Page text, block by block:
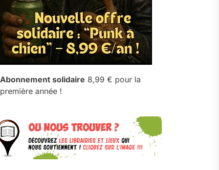
Abonnement solidaire 8,99 € pour la
première année !